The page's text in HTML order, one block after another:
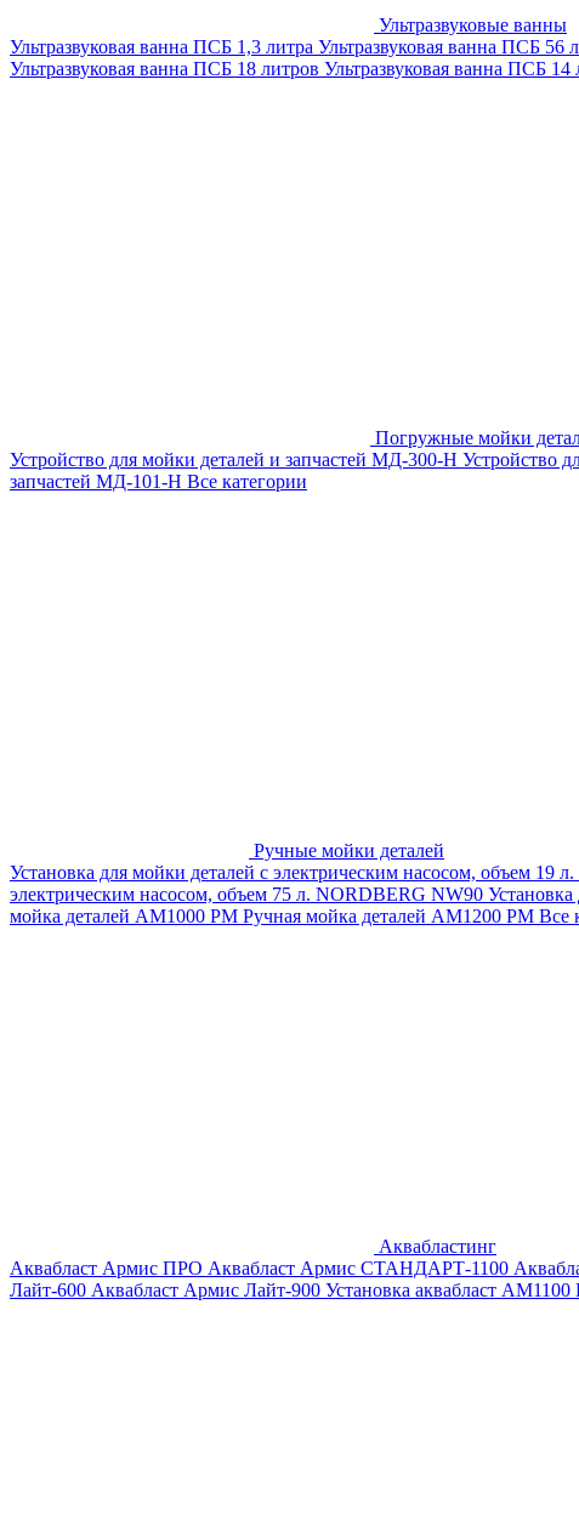
Ультразвуковые ванны
Ультразвуковая ванна ПСБ 1,3 литра Ультразвуковая ванна ПСБ 56
Ультразвуковая ванна ПСБ 18 литров Ультразвуковая ванна ПСБ 14
Погружные мойки
Устройство для мойки деталей и запчастей МД-300-H Устройство
запчастей МД-101-Н Все категории
Ручные мойки деталей
Установка для мойки деталей с электрическим насосом, объем 19
электрическим насосом, объем 75 л. NORDBERG NW90
мойка деталей АМ1000 РМ Ручная мойка деталей АМ1200 РМ Все
Аквабластинг
Аквабласт Армис ПРО Аквабласт Армис СТАНДАРТ-1100
Лайт-600 Аквабласт Армис Лайт-900 Установка аквабласт